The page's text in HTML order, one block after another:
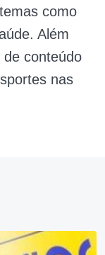
como
Além
conteúdo
nas